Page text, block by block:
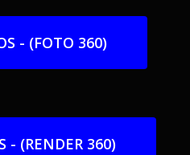
- (FOTO 360)
- (RENDER 360)